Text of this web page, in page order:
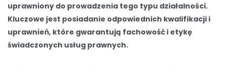
uprawniony do prowadzenia tego typu działalności.
Kluczowe jest posiadanie odpowiednich kwalifikacji i
uprawnień, które gwarantują fachowość i etykę
świadczonych usług prawnych.